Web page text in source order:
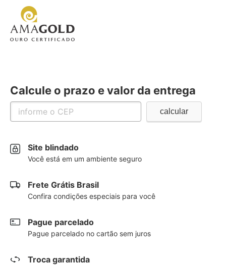
Calcule o prazo e valor da entrega
Site blindado
Você está em um ambiente seguro
Frete Grátis Brasil
Confira condições especiais para você
Pague parcelado
Pague parcelado no cartão sem juros
Troca garantida